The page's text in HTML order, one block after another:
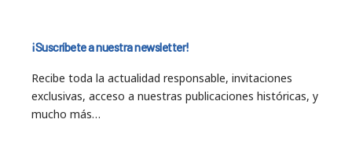
¡Suscríbete a nuestra newsletter!
Recibe toda la actualidad responsable, invitaciones
exclusivas, acceso a nuestras publicaciones históricas, y
mucho más…